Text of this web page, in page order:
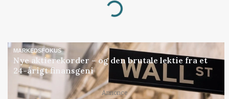
Loading...
MARKEDSFOKUS
Nye aktierekorder – og den brutale lektie fra et
24-årigt finansgeni
Annonce